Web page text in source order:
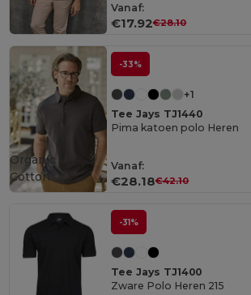
Vanaf:
€17.92€28.10
-33%
+1
Tee Jays TJ1440
Pima katoen polo Heren
Vanaf:
€28.18€42.10
Organic
Cotton
-31%
Tee Jays TJ1400
Zware Polo Heren 215